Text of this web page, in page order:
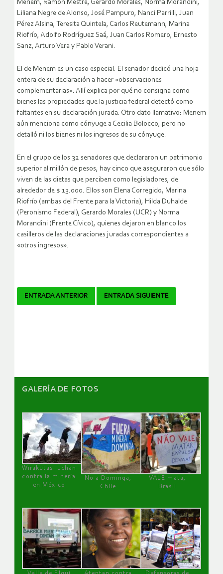
Menem, Ramón Mestre, Gerardo Morales, Norma Morandini,
Liliana Negre de Alonso, José Pampuro, Nanci Parrilli, Juan
Pérez Alsina, Teresita Quintela, Carlos Reutemann, Marina
Riofrío, Adolfo Rodríguez Saá, Juan Carlos Romero, Ernesto
Sanz, Arturo Vera y Pablo Verani.
El de Menem es un caso especial. El senador dedicó una hoja
entera de su declaración a hacer «observaciones
complementarias». Allí explica por qué no consigna como
bienes las propiedades que la justicia federal detectó como
faltantes en su declaración jurada. Otro dato llamativo: Menem
aún menciona como cónyuge a Cecilia Bolocco, pero no
detalló ni los bienes ni los ingresos de su cónyuge.
En el grupo de los 32 senadores que declararon un patrimonio
superior al millón de pesos, hay cinco que aseguraron que sólo
viven de las dietas que perciben como legisladores, de
alrededor de $ 13.000. Ellos son Elena Corregido, Marina
Riofrío (ambas del Frente para la Victoria), Hilda Duhalde
(Peronismo Federal), Gerardo Morales (UCR) y Norma
Morandini (Frente Cívico), quienes dejaron en blanco los
casilleros de las declaraciones juradas correspondientes a
«otros ingresos».
Navegador
ENTRADA ANTERIOR ENTRADA SIGUIENTE
GALERÌA DE FOTOS
Wirakutas luchan
contra la minería
en México
No a Dominga,
Chile
VALE mata,
Brasil